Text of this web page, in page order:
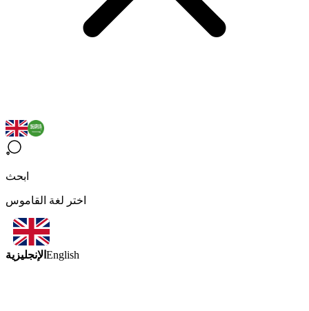
ابحث
اختر لغة القاموس
الإنجليزية English